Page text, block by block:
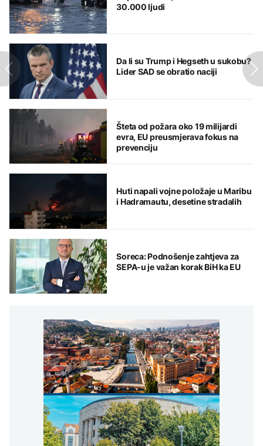
30.000 ljudi
Da li su Trump i Hegseth u sukobu?
Lider SAD se obratio naciji
Šteta od požara oko 19 milijardi
evra, EU preusmjerava fokus na
prevenciju
Huti napali vojne položaje u Maribu
i Hadramautu, desetine stradalih
Soreca: Podnošenje zahtjeva za
SEPA-u je važan korak BiH ka EU